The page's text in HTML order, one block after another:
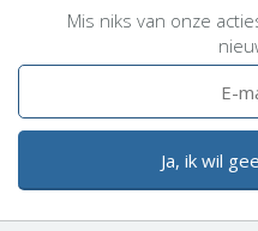
Mis niks van onze
Ja, ik wil